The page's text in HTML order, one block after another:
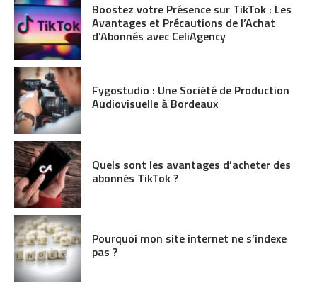
Boostez votre Présence sur TikTok : Les
Avantages et Précautions de l’Achat
d’Abonnés avec CeliAgency
Fygostudio : Une Société de Production
Audiovisuelle à Bordeaux
Quels sont les avantages d’acheter des
abonnés TikTok ?
Pourquoi mon site internet ne s’indexe
pas ?